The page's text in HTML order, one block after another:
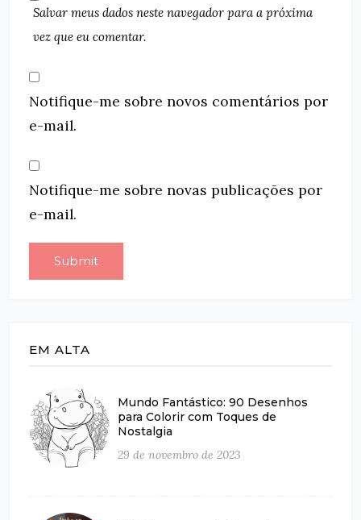
Salvar meus dados neste navegador para a próxima
vez que eu comentar.
Notifique-me sobre novos comentários por
e-mail.
Notifique-me sobre novas publicações por
e-mail.
EM ALTA
Mundo Fantástico: 90 Desenhos
para Colorir com Toques de
Nostalgia
29 de novembro de 2023